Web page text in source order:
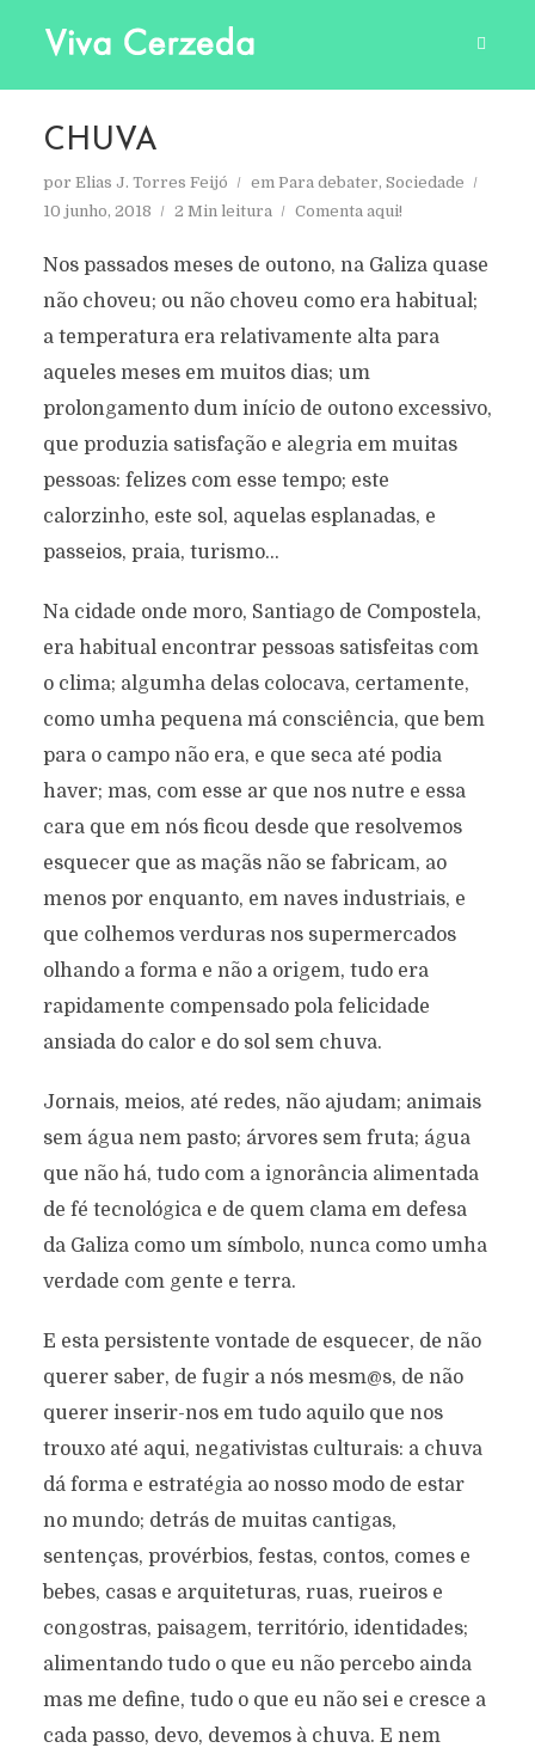
CHUVA
por Elias J. Torres Feijó em Para debater, Sociedade
10 junho, 2018
2 Min leitura Comenta aqui!
Nos passados meses de outono, na Galiza quase
não choveu; ou não choveu como era habitual;
a temperatura era relativamente alta para
aqueles meses em muitos dias; um
prolongamento dum início de outono excessivo,
que produzia satisfação e alegria em muitas
pessoas: felizes com esse tempo; este
calorzinho, este sol, aquelas esplanadas, e
passeios, praia, turismo…
Na cidade onde moro, Santiago de Compostela,
era habitual encontrar pessoas satisfeitas com
o clima; algumha delas colocava, certamente,
como umha pequena má consciência, que bem
para o campo não era, e que seca até podia
haver; mas, com esse ar que nos nutre e essa
cara que em nós ficou desde que resolvemos
esquecer que as maçãs não se fabricam, ao
menos por enquanto, em naves industriais, e
que colhemos verduras nos supermercados
olhando a forma e não a origem, tudo era
rapidamente compensado pola felicidade
ansiada do calor e do sol sem chuva.
Jornais, meios, até redes, não ajudam; animais
sem água nem pasto; árvores sem fruta; água
que não há, tudo com a ignorância alimentada
de fé tecnológica e de quem clama em defesa
da Galiza como um símbolo, nunca como umha
verdade com gente e terra.
E esta persistente vontade de esquecer, de não
querer saber, de fugir a nós mesm@s, de não
querer inserir-nos em tudo aquilo que nos
trouxo até aqui, negativistas culturais: a chuva
dá forma e estratégia ao nosso modo de estar
no mundo; detrás de muitas cantigas,
sentenças, provérbios, festas, contos, comes e
bebes, casas e arquiteturas, ruas, rueiros e
congostras, paisagem, território, identidades;
alimentando tudo o que eu não percebo ainda
mas me define, tudo o que eu não sei e cresce a
cada passo, devo, devemos à chuva. E nem